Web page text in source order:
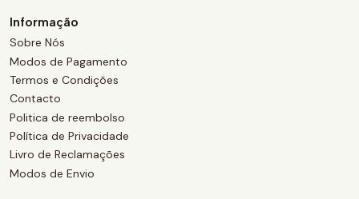
Informação
Sobre Nós
Modos de Pagamento
Termos e Condições
Contacto
Politica de reembolso
Política de Privacidade
Livro de Reclamações
Modos de Envio